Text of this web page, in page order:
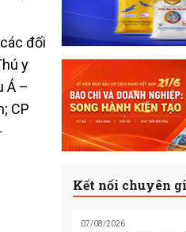
đối
y
Á –
CP
Kết nối chuyên
07/08/2026